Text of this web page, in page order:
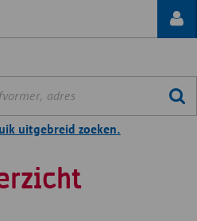
uitgebreid zoeken.